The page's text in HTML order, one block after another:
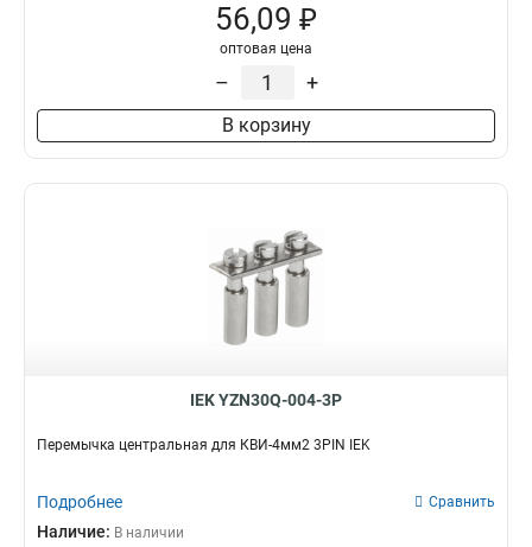
56,09 ₽
оптовая цена
– +
В корзину
IEK YZN30Q-004-3P
Перемычка центральная для КВИ-4мм2 3PIN IEK
Подробнее Сравнить
Наличие: В наличии